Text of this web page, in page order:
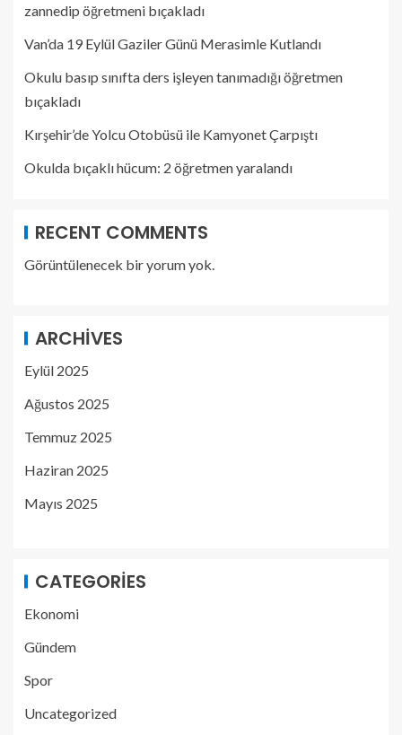
zannedip öğretmeni bıçakladı
Van’da 19 Eylül Gaziler Günü Merasimle Kutlandı
Okulu basıp sınıfta ders işleyen tanımadığı öğretmen
bıçakladı
Kırşehir’de Yolcu Otobüsü ile Kamyonet Çarpıştı
Okulda bıçaklı hücum: 2 öğretmen yaralandı
RECENT COMMENTS
Görüntülenecek bir yorum yok.
ARCHIVES
Eylül 2025
Ağustos 2025
Temmuz 2025
Haziran 2025
Mayıs 2025
CATEGORIES
Ekonomi
Gündem
Spor
Uncategorized